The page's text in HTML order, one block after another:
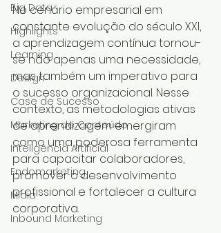
Big Data
Highlights
Learning
Design
Case de Sucesso
Marketing de Conteúdo
Inteligência Artificial
Endomarketing
Mídia
Inbound Marketing
No cenário empresarial em
constante evolução do século XXI,
a aprendizagem contínua tornou-
se não apenas uma necessidade,
mas também um imperativo para
o sucesso organizacional. Nesse
contexto, as metodologias ativas
de aprendizagem emergiram
como uma poderosa ferramenta
para capacitar colaboradores,
promover o desenvolvimento
profissional e fortalecer a cultura
corporativa.